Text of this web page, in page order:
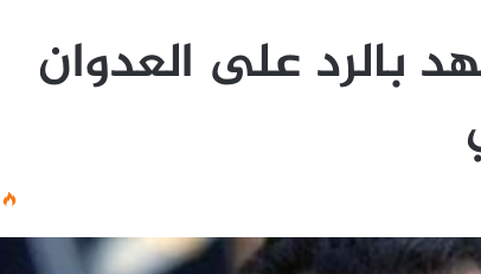
بالرد على العدوان